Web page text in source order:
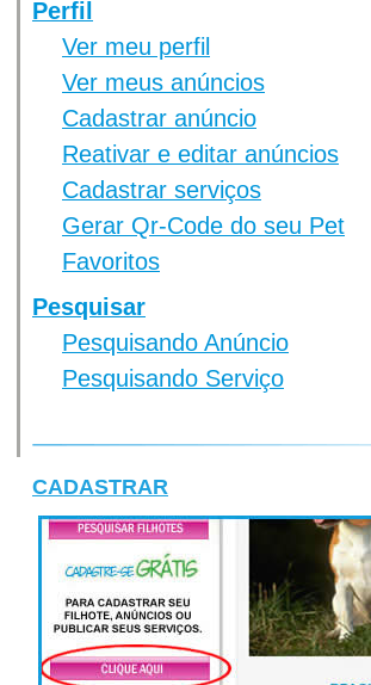
Perfil
Ver meu perfil
Ver meus anúncios
Cadastrar anúncio
Reativar e editar anúncios
Cadastrar serviços
Gerar Qr-Code do seu Pet
Favoritos
Pesquisar
Pesquisando Anúncio
Pesquisando Serviço
CADASTRAR